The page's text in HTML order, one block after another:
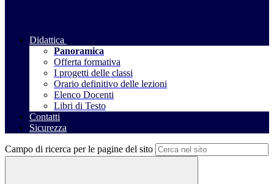
Didattica
Panoramica
Offerta formativa
I progetti delle classi
Orario definitivo delle lezioni
Elenco Docenti
Libri di Testo
Contatti
Sicurezza
Campo di ricerca per le pagine del sito